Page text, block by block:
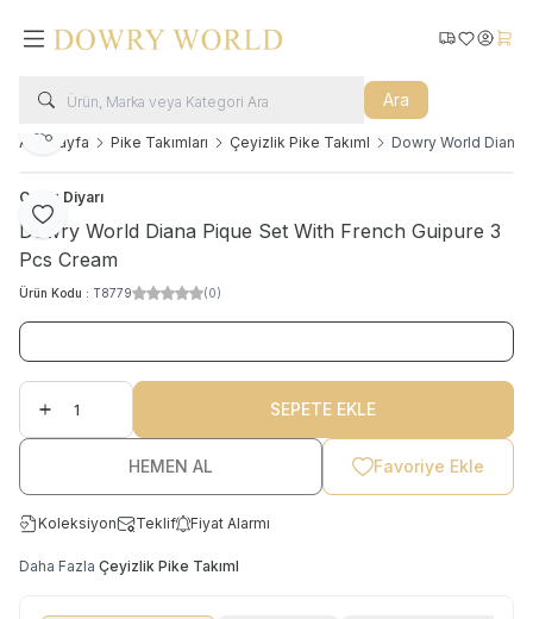
Ara
Kargo Takip
Favorilerim
Ana Sayfa Pike Takımları Çeyizlik Pike Takıml Dowry World Diana
Favoriye Ekle
Paylaş
Çeyiz Diyarı
Dowry World Diana Pique Set With French Guipure 3
Pcs Cream
Ürün Kodu : T8779 (0)
SEPETE EKLE
HEMEN AL Favoriye Ekle
Koleksiyon Teklif Fiyat Alarmı
Daha Fazla Çeyizlik Pike Takıml